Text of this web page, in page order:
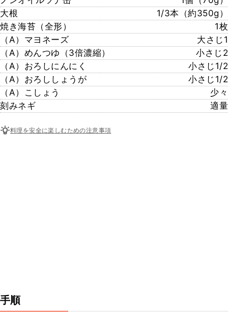
大根
1/3本（約350g）
焼き海苔（全形）
1枚
（A）マヨネーズ
大さじ1
（A）めんつゆ（3倍濃縮）
小さじ2
（A）おろしにんにく
小さじ1/2
（A）おろししょうが
小さじ1/2
（A）こしょう
少々
刻みネギ
適量
料理を安全に楽しむための注意事項
手順